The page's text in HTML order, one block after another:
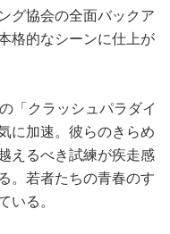
グ協会の全面バックア
格的なシーンに仕上が
「クラッシュパラダイ
に加速。彼らのきらめ
えるべき試練が疾走感
。若者たちの青春のす
いる。